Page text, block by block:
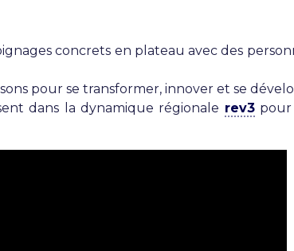
concrets en plateau avec des
pour se transformer, innover et se
dans la dynamique régionale rev3pour